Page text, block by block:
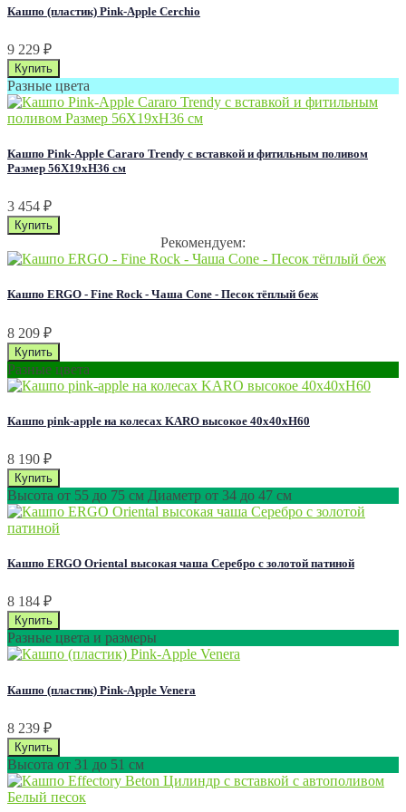
Кашпо (пластик) Pink-Apple Cerchio
9 229 ₽
Разные цвета
Кашпо Pink-Apple Cararo Trendy с вставкой и фитильным поливом
Размер 56Х19хН36 см
3 454 ₽
Рекомендуем:
Кашпо ERGO - Fine Rock - Чаша Cone - Песок тёплый беж
8 209 ₽
Разные цвета
Кашпо pink-apple на колесах KARO высокое 40х40хН60
8 190 ₽
Высота от 55 до 75 см Диаметр от 34 до 47 см
Кашпо ERGO Oriental высокая чаша Серебро с золотой патиной
8 184 ₽
Разные цвета и размеры
Кашпо (пластик) Pink-Apple Venera
8 239 ₽
Высота от 31 до 51 см